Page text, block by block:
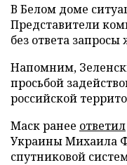
В Белом доме
Представители
без ответа запросы
Напомним,
просьбой
российской
Маск ранее ответил
Украины Михаила
спутниковой